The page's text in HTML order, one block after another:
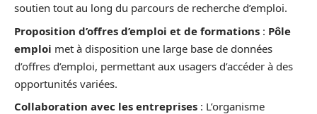
soutien tout au long du parcours de recherche d’emploi.
Proposition d’offres d’emploi et de formations : Pôle
emploi met à disposition une large base de données
d’offres d’emploi, permettant aux usagers d’accéder à des
opportunités variées.
Collaboration avec les entreprises : L’organisme